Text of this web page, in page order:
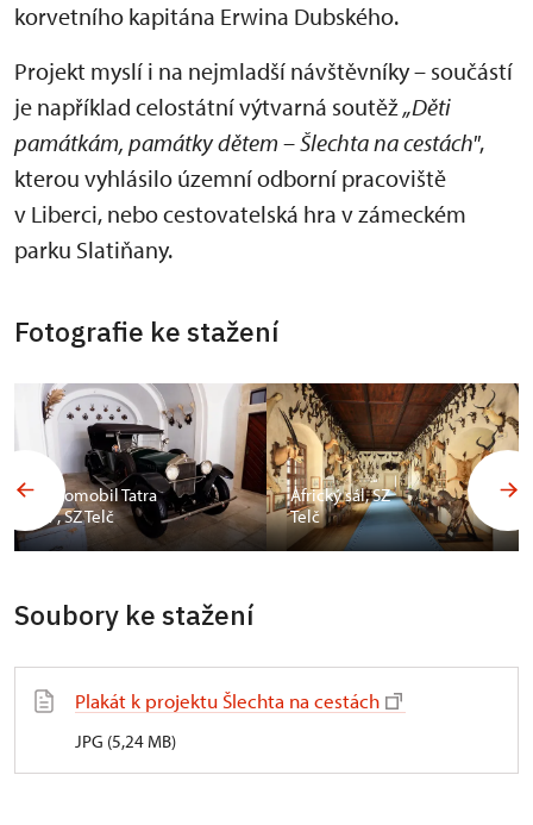
korvetního kapitána Erwina Dubského.
Projekt myslí i na nejmladší návštěvníky – součástí
je například celostátní výtvarná soutěž„Děti
památkám, památky dětem – Šlechta na cestách",
kterou vyhlásilo územní odborní pracoviště
v Liberci, nebo cestovatelská hra v zámeckém
parku Slatiňany.
Fotografie ke stažení
Automobil Tatra
17, SZ Telč
Africký sál, SZ
Telč
Soubory ke stažení
Plakát k projektu Šlechta na cestách
JPG (5,24 MB)